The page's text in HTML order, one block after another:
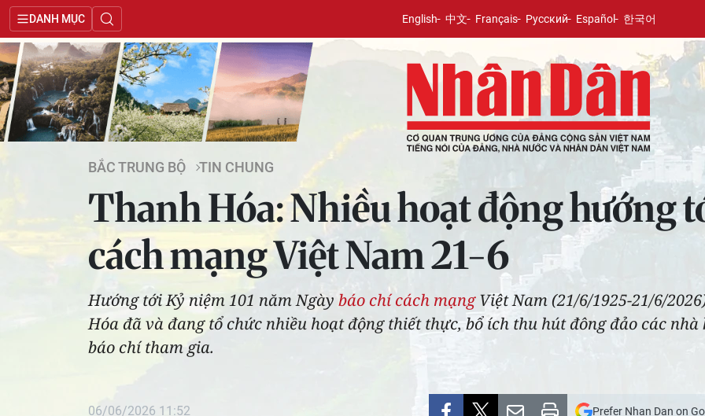
DANH MỤC English 中文 Français Русский Español 한국어
BẮC TRUNG BỘ TIN CHUNG
Thanh Hóa: Nhiều hoạt động hướng
cách mạng Việt Nam 21-6
Hướng tới Kỷ niệm 101 năm Ngày báo chí cách mạngViệt Nam (21/6/1925-21/6/
Hóa đã và đang tổ chức nhiều hoạt động thiết thực, bổ ích thu hút đông đảo các
báo chí tham gia.
06/06/2026 11:52 Prefer Nhan Dan on